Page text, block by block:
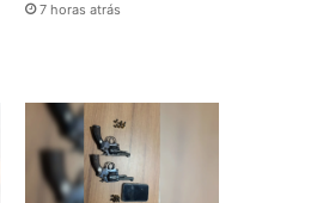
7 horas atrás